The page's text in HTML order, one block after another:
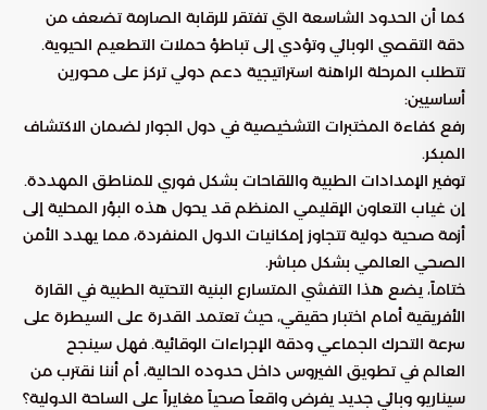
كما أن الحدود الشاسعة التي تفتقر للرقابة الصارمة تضعف من
دقة التقصي الوبائي وتؤدي إلى تباطؤ حملات التطعيم الحيوية.
تتطلب المرحلة الراهنة استراتيجية دعم دولي تركز على محورين
أساسيين:
رفع كفاءة المختبرات التشخيصية في دول الجوار لضمان الاكتشاف
المبكر.
توفير الإمدادات الطبية واللقاحات بشكل فوري للمناطق المهددة.
إن غياب التعاون الإقليمي المنظم قد يحول هذه البؤر المحلية إلى
أزمة صحية دولية تتجاوز إمكانيات الدول المنفردة، مما يهدد الأمن
الصحي العالمي بشكل مباشر.
ختاماً، يضع هذا التفشي المتسارع البنية التحتية الطبية في القارة
الأفريقية أمام اختبار حقيقي، حيث تعتمد القدرة على السيطرة على
سرعة التحرك الجماعي ودقة الإجراءات الوقائية. فهل سينجح
العالم في تطويق الفيروس داخل حدوده الحالية، أم أننا نقترب من
سيناريو وبائي جديد يفرض واقعاً صحياً مغايراً على الساحة الدولية؟